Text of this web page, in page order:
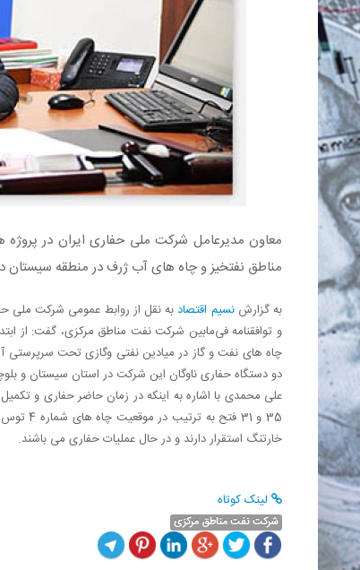
مناطق نفتخیز و چاه های آب ژرف در منطقه سیستان
به گزارش نسیم اقتصاد
چاه های نفت و گاز در میادین نفتی وگازی تحت سرپرستی
دو دستگاه حفاری ناوگان این شرکت در استان سیستان و
خارتنگ استقرار دارند و در حال عملیات حفاری می باشند.
لینک کوتاه
شركت نفت مناطق مركزی